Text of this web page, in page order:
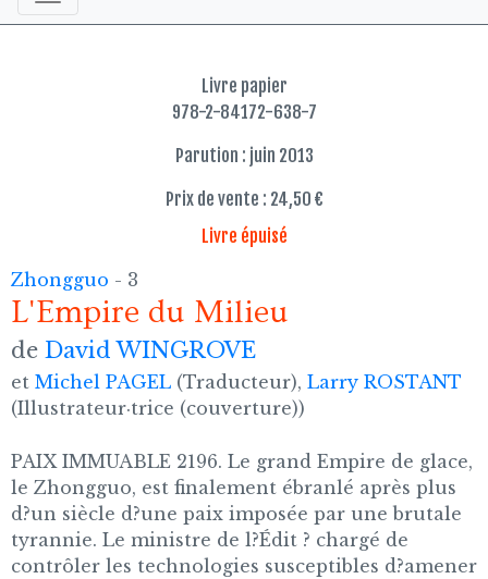
Livre papier
978-2-84172-638-7
Parution : juin 2013
Prix de vente : 24,50 €
Livre épuisé
Zhongguo - 3
L'Empire du Milieu
de David WINGROVE
et Michel PAGEL (Traducteur), Larry ROSTANT
(Illustrateur·trice (couverture))
PAIX IMMUABLE 2196. Le grand Empire de glace,
le Zhongguo, est finalement ébranlé après plus
d?un siècle d?une paix imposée par une brutale
tyrannie. Le ministre de l?Édit ? chargé de
contrôler les technologies susceptibles d?amener